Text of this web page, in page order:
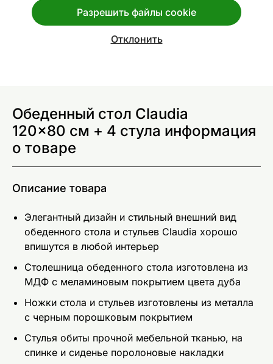
Разрешить файлы cookie
Отклонить
Код 487754
Спроси дополнительную информацию
Обеденный стол Claudia
120x80 см + 4 стула информация
о товаре
Описание товара
Элегантный дизайн и стильный внешний вид
обеденного стола и стульев Claudia хорошо
впишутся в любой интерьер
Столешница обеденного стола изготовлена ​​из
МДФ с меламиновым покрытием цвета дуба
Ножки стола и стульев изготовлены из металла
с черным порошковым покрытием
Стулья обиты прочной мебельной тканью, на
спинке и сиденье поролоновые накладки